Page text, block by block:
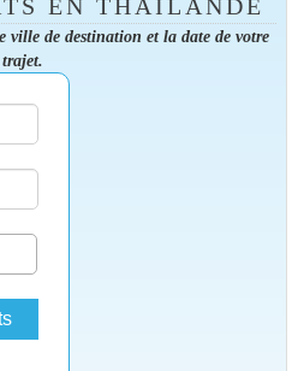
EN THAÏLANDE
ville de destination et la date de votre
trajet.